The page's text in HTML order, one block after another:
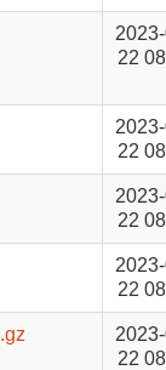
22
22
22
22
22